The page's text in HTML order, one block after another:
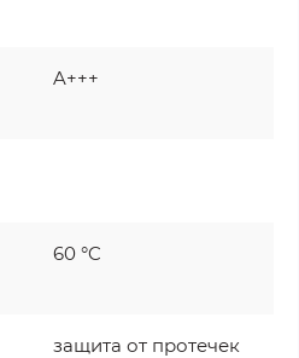
A+++
60 °C
защита от протечек